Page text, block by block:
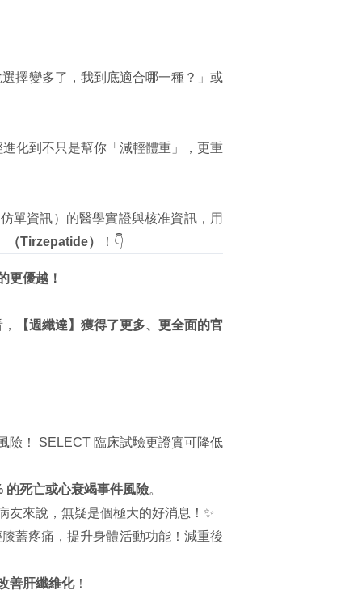
擇變多了，我到底適合哪一種？」或
化到不只是幫你「減輕體重」，更重
單資訊）的醫學實證與核准資訊，用
（Tirzepatide）
！👇
更優越！
【週纖達】獲得了更多、更全面的官
險！ SELECT 臨床試驗更證實可降低
的死亡或心衰竭事件風險。
友來說，無疑是個極大的好消息！✨
蓋疼痛，提升身體活動功能！減重後
善肝纖維化！